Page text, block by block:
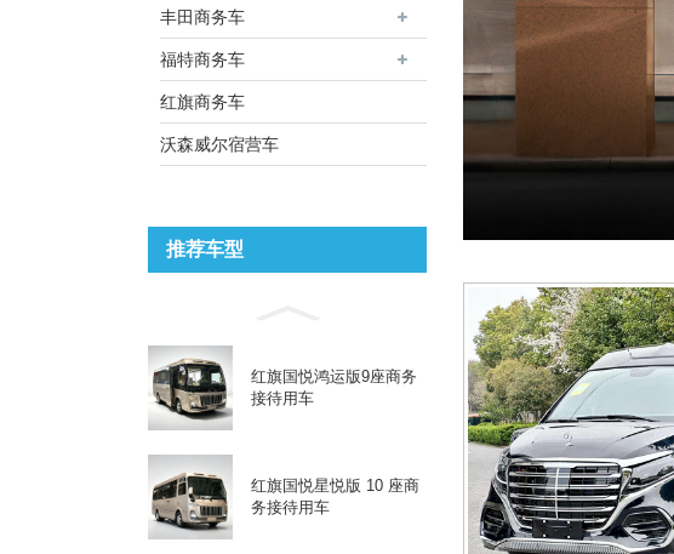
丰田商务车
福特商务车
红旗商务车
沃森威尔宿营车
推荐车型
红旗国悦鸿运版9座商务
接待用车
红旗国悦星悦版 10 座商
务接待用车